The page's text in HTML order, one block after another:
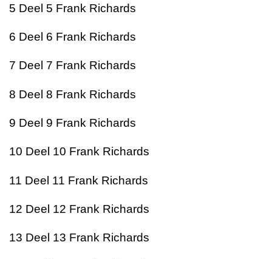
5 Deel 5 Frank Richards
6 Deel 6 Frank Richards
7 Deel 7 Frank Richards
8 Deel 8 Frank Richards
9 Deel 9 Frank Richards
10 Deel 10 Frank Richards
11 Deel 11 Frank Richards
12 Deel 12 Frank Richards
13 Deel 13 Frank Richards